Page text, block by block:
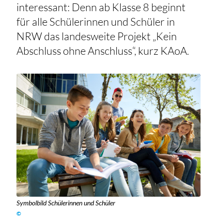
interessant: Denn ab Klasse 8 beginnt
für alle Schülerinnen und Schüler in
NRW das landesweite Projekt „Kein
Abschluss ohne Anschluss“, kurz KAoA.
Symbolbild Schülerinnen und Schüler
©